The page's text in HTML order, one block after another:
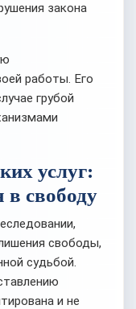
закона
работы. Его
грубой
услуг:
в свободу
свободы,
судьбой.
и не